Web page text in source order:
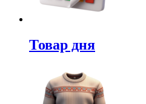
Товар дня